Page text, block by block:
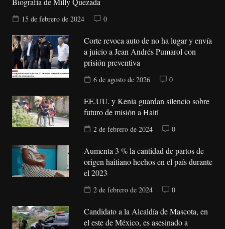
15 de febrero de 2024 0
Corte revoca auto de no ha lugar y envía
a juicio a Jean Andrés Pumarol con
prisión preventiva
6 de agosto de 2026 0
EE.UU. y Kenia guardan silencio sobre
futuro de misión a Haití
2 de febrero de 2024 0
Aumenta 3 % la cantidad de partos de
origen haitiano hechos en el país durante
el 2023
2 de febrero de 2024 0
Candidato a la Alcaldía de Mascota, en
el este de México, es asesinado a